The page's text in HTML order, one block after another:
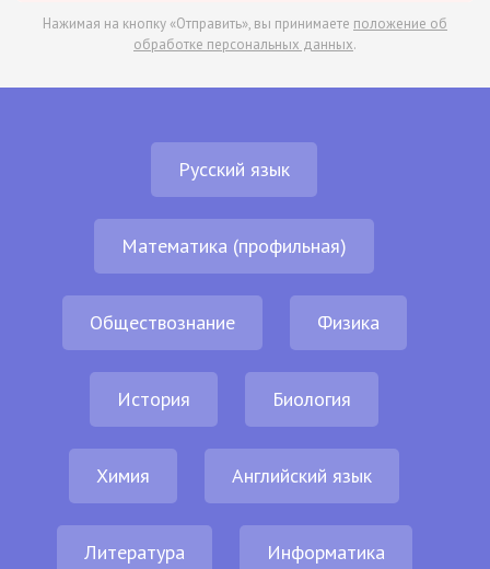
Нажимая на кнопку «Отправить», вы принимаете положение об
обработке персональных данных.
Русский язык
Математика (профильная)
Обществознание Физика
История Биология
Химия Английский язык
Литература Информатика